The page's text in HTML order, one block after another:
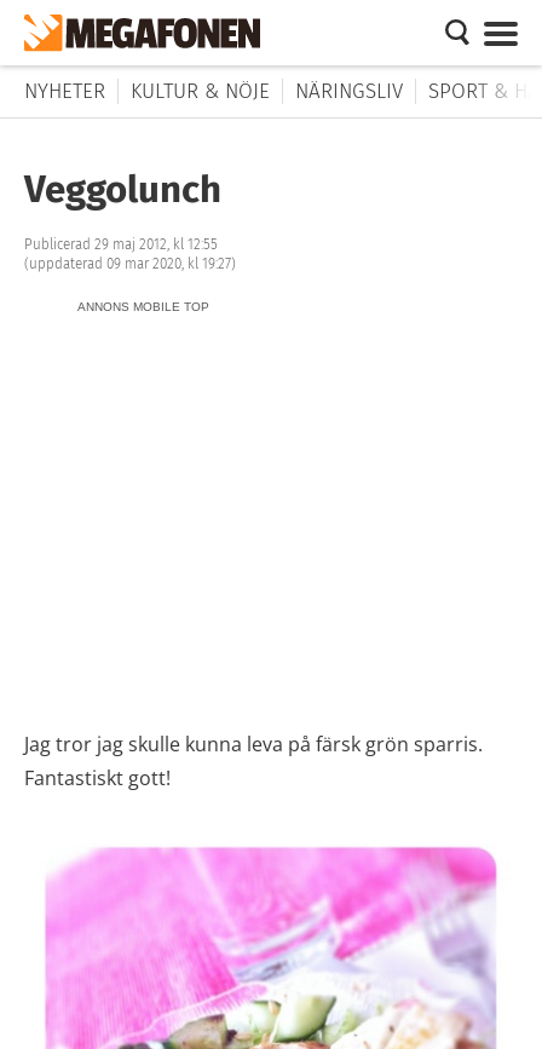
NYHETER KULTUR & NÖJE NÄRINGSLIV SPORT &
Veggolunch
Publicerad 29 maj 2012, kl 12:55
(uppdaterad 09 mar 2020, kl 19:27)
ANNONS MOBILE TOP
Jag tror jag skulle kunna leva på färsk grön sparris.
Fantastiskt gott!